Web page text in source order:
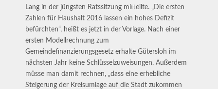
Lang in der jüngsten Ratssitzung mitteilte. „Die ersten
Zahlen für Haushalt 2016 lassen ein hohes Defizit
befürchten“, heißt es jetzt in der Vorlage. Nach einer
ersten Modellrechnung zum
Gemeindefinanzierungsgesetz erhalte Gütersloh im
nächsten Jahr keine Schlüsselzuweisungen. Außerdem
müsse man damit rechnen, „dass eine erhebliche
Steigerung der Kreisumlage auf die Stadt zukommen